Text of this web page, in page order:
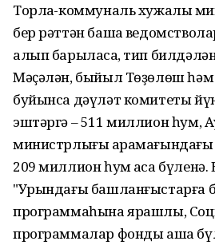
Торлаҡ-коммуналь хужалыҡ
бер рәттән башҡа
алып барыласаҡ, тип
Мәҫәлән, быйыл Төҙөлөш һәм
буйынса дәүләт комитеты
эштәргә – 511 миллион һум,
министрлығы
209 миллион һум аҡса
"Урындағы башланғыстарға
программаһына ярашлы,
программалар фонды аша